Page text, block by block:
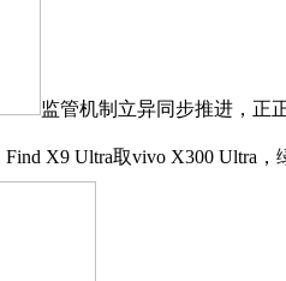
监管机制立异同步推进，正
X9 Ultra取vivo X300 Ultra